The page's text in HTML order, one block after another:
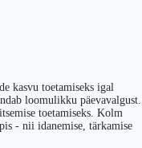
kasvu toetamiseks igal
loomulikku päevavalgust.
toetamiseks. Kolm
- nii idanemise, tärkamise